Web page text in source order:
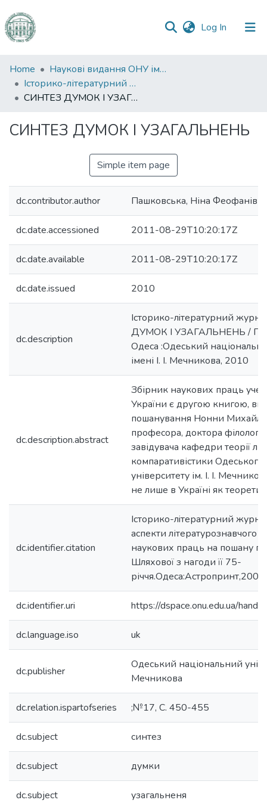
Log In (current)
Communities
&
Collections
Home
Наукові видання ОНУ імені І. І. Мечникова
Історико-літературний журнал
СИНТЕЗ ДУМОК І УЗАГАЛЬНЕНЬ
СИНТЕЗ ДУМОК І УЗАГАЛЬНЕНЬ
Simple item page
dc.contributor.author Пашковська, Ніна
dc.date.accessioned 2011-08-29T10:20:17Z
dc.date.available 2011-08-29T10:20:17Z
dc.date.issued 2010
dc.description
Iсторико-лiтературний
ДУМОК І УЗАГАЛЬНЕНЬ /
Одеса :Одеський
імені І. І. Мечникова, 2010
dc.description.abstract
Збірник наукових праць
України є другою книгою,
пошанування Нонни
професора, доктора
завідувача кафедри теорії
компаративістики Одеського
університету ім. І. І.
не лише в Україні як
dc.identifier.citation
Iсторико-лiтературний
аспекти літературознавчого
наукових праць на пошану
Шляхової з нагоди її 75-
dc.identifier.uri https://dspace.onu.edu.ua/
dc.language.iso uk
dc.publisher
Одеський національний
Мечникова
dc.relation.ispartofseries ;№17, С. 450-455
dc.subject синтез
dc.subject думки
dc.subject узагальненя